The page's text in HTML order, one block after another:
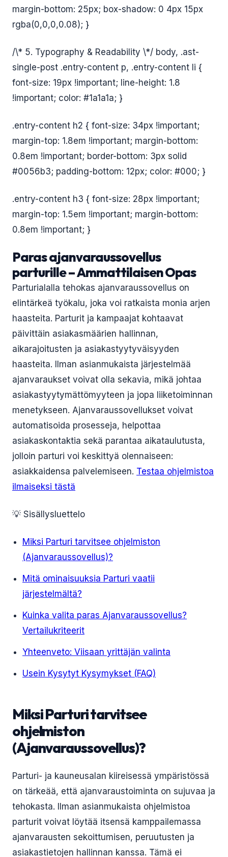
margin-bottom: 25px; box-shadow: 0 4px 15px
rgba(0,0,0,0.08); }
/\* 5. Typography & Readability \*/ body, .ast-
single-post .entry-content p, .entry-content li {
font-size: 19px !important; line-height: 1.8
!important; color: #1a1a1a; }
.entry-content h2 { font-size: 34px !important;
margin-top: 1.8em !important; margin-bottom:
0.8em !important; border-bottom: 3px solid
#0056b3; padding-bottom: 12px; color: #000; }
.entry-content h3 { font-size: 28px !important;
margin-top: 1.5em !important; margin-bottom:
0.8em !important; }
Paras ajanvaraussovellus
parturille – Ammattilaisen Opas
Parturialalla tehokas ajanvaraussovellus on
elintärkeä työkalu, joka voi ratkaista monia arjen
haasteita. Parturit ja kampaajat kohtaavat
päivittäin asiakasmäärien hallinnan,
aikarajoitusten ja asiakastyytyväisyyden
haasteita. Ilman asianmukaista järjestelmää
ajanvaraukset voivat olla sekavia, mikä johtaa
asiakastyytymättömyyteen ja jopa liiketoiminnan
menetykseen. Ajanvaraussovellukset voivat
automatisoida prosesseja, helpottaa
asiakaskontaktia sekä parantaa aikataulutusta,
jolloin parturi voi keskittyä olennaiseen:
asiakkaidensa palvelemiseen. Testaa ohjelmistoa
ilmaiseksi tästä
💡 Sisällysluettelo
Miksi Parturi tarvitsee ohjelmiston
(Ajanvaraussovellus)?
Mitä ominaisuuksia Parturi vaatii
järjestelmältä?
Kuinka valita paras Ajanvaraussovellus?
Vertailukriteerit
Yhteenveto: Viisaan yrittäjän valinta
Usein Kysytyt Kysymykset (FAQ)
Miksi Parturi tarvitsee
ohjelmiston
(Ajanvaraussovellus)?
Parturi- ja kauneusalan kiireisessä ympäristössä
on tärkeää, että ajanvaraustoiminta on sujuvaa ja
tehokasta. Ilman asianmukaista ohjelmistoa
parturit voivat löytää itsensä kamppailemassa
ajanvarausten sekoittumisen, peruutusten ja
asiakastietojen hallinnan kanssa. Tämä ei